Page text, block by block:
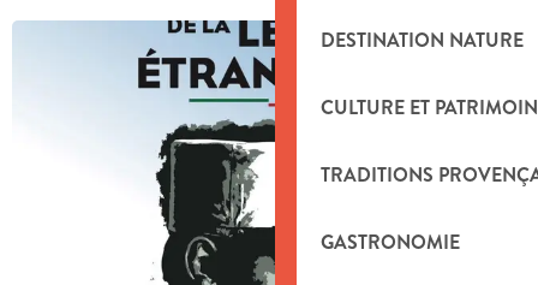
DESTINATION NATURE
CULTURE ET
TRADITIONS
GASTRONOMIE